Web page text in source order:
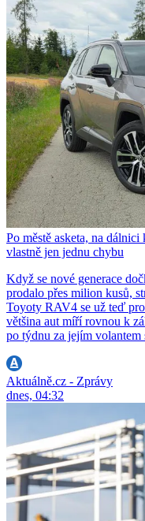
Po městě asketa, na
vlastně jen jednu chybu
Když se nové generace
prodalo přes milion kusů,
Toyoty RAV4 se už teď
většina aut míří rovnou k
po týdnu za jejím volantem
Aktuálně.cz - Zprávy
dnes, 04:32